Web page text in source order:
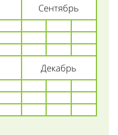
Сентябрь
Декабрь